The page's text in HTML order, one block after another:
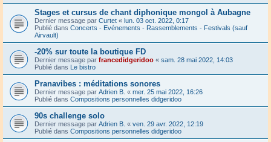
Stages et cursus de chant diphonique mongol à Aubagne
Dernier message par Curtet « lun. 03 oct. 2022, 0:17
Publié dans Concerts - Evénements - Rassemblements - Festivals (sauf
Airvault)
-20% sur toute la boutique FD
Dernier message par francedidgeridoo « sam. 28 mai 2022, 14:03
Publié dans Le bistro
Pranavibes : méditations sonores
Dernier message par Adrien B. « mer. 25 mai 2022, 16:26
Publié dans Compositions personnelles didgeridoo
90s challenge solo
Dernier message par Adrien B. « ven. 29 avr. 2022, 12:19
Publié dans Compositions personnelles didgeridoo